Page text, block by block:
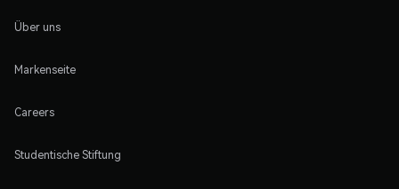
Über uns
Markenseite
Careers
Studentische Stiftung